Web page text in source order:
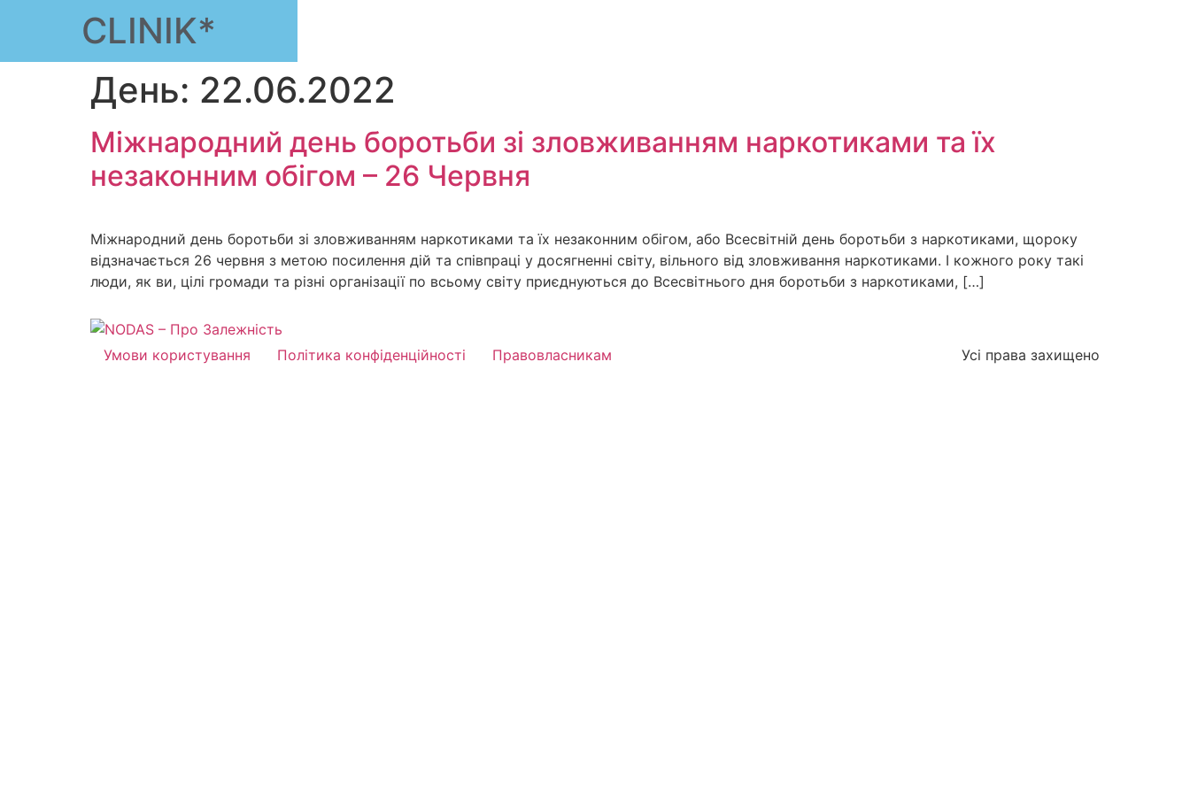
CLINIK*
День: 22.06.2022
Міжнародний день боротьби зі зловживанням наркотиками та їх
незаконним обігом – 26 Червня
Міжнародний день боротьби зі зловживанням наркотиками та їх незаконним обігом, або Всесвітній день боротьби з наркотиками, щороку
відзначається 26 червня з метою посилення дій та співпраці у досягненні світу, вільного від зловживання наркотиками. І кожного року такі
люди, як ви, цілі громади та різні організації по всьому світу приєднуються до Всесвітнього дня боротьби з наркотиками, […]
Умови користування Політика конфіденційності Правовласникам Усі права захищено